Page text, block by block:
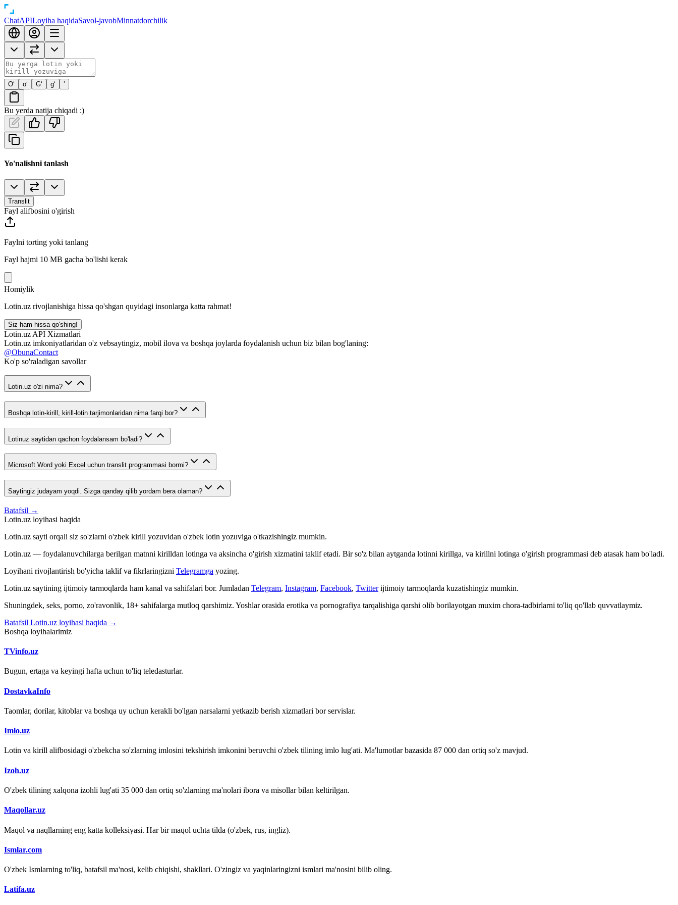
ChatAPILoyiha haqidaSavol-javobMinnatdorchilik
O‘ o‘ G‘ g‘ ’
Bu yerda natija chiqadi :)
Yo'nalishni tanlash
Translit
Fayl alifbosini o'girish
Faylni torting yoki tanlang
Fayl hajmi 10 MB gacha bo'lishi kerak
Homiylik
Lotin.uz rivojlanishiga hissa qo'shgan quyidagi insonlarga katta rahmat!
Siz ham hissa qo'shing!
Lotin.uz API Xizmatlari
Lotin.uz imkoniyatlaridan o'z vebsaytingiz, mobil ilova va boshqa joylarda foydalanish uchun biz bilan bog'laning:
@ObunaContact
Ko'p so'raladigan savollar
Lotin.uz o'zi nima?
Boshqa lotin-kirill, kirill-lotin tarjimonlaridan nima farqi bor?
Lotinuz saytidan qachon foydalansam bo'ladi?
Microsoft Word yoki Excel uchun translit programmasi bormi?
Saytingiz judayam yoqdi. Sizga qanday qilib yordam bera olaman?
Batafsil →
Lotin.uz loyihasi haqida
Lotin.uz sayti orqali siz so'zlarni o'zbek kirill yozuvidan o'zbek lotin yozuviga o'tkazishingiz mumkin.
Lotin.uz — foydalanuvchilarga berilgan matnni kirilldan lotinga va aksincha o'girish xizmatini taklif etadi. Bir so'z bilan aytganda lotinni kirillga, va kirillni lotinga o'girish programmasi deb atasak ham bo'ladi.
Loyihani rivojlantirish bo'yicha taklif va fikrlaringizni Telegramga yozing.
Lotin.uz saytining ijtimoiy tarmoqlarda ham kanal va sahifalari bor. Jumladan Telegram, Instagram, Facebook, Twitter ijtimoiy tarmoqlarda kuzatishingiz mumkin.
Shuningdek, seks, porno, zo'ravonlik, 18+ sahifalarga mutloq qarshimiz. Yoshlar orasida erotika va pornografiya tarqalishiga qarshi olib borilayotgan muxim chora-tadbirlarni to'liq qo'llab quvvatlaymiz.
Batafsil Lotin.uz loyihasi haqida →
Boshqa loyihalarimiz
TVinfo.uz
Bugun, ertaga va keyingi hafta uchun to'liq teledasturlar.
DostavkaInfo
Taomlar, dorilar, kitoblar va boshqa uy uchun kerakli bo'lgan narsalarni yetkazib berish xizmatlari bor servislar.
Imlo.uz
Lotin va kirill alifbosidagi o'zbekcha so'zlarning imlosini tekshirish imkonini beruvchi o'zbek tilining imlo lug'ati. Ma'lumotlar bazasida 87 000 dan ortiq so'z mavjud.
Izoh.uz
O'zbek tilining xalqona izohli lug'ati 35 000 dan ortiq so'zlarning ma'nolari ibora va misollar bilan keltirilgan.
Maqollar.uz
Maqol va naqllarning eng katta kolleksiyasi. Har bir maqol uchta tilda (o'zbek, rus, ingliz).
Ismlar.com
O'zbek Ismlarning to'liq, batafsil ma'nosi, kelib chiqishi, shakllari. O'zingiz va yaqinlaringizni ismlari ma'nosini bilib oling.
Latifa.uz